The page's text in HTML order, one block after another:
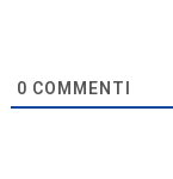
0 COMMENTI